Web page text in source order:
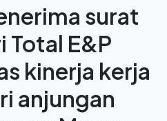
surat
Total E&P
kinerja kerja
anjungan